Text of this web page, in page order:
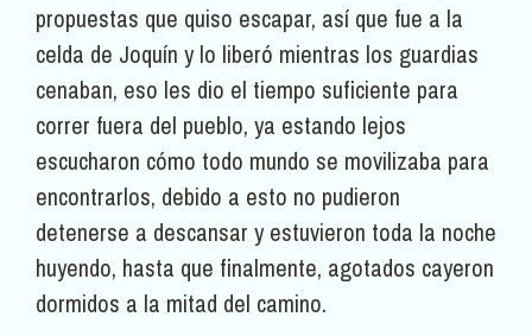
propuestas que quiso escapar, así que fue a la
celda de Joquín y lo liberó mientras los guardias
cenaban, eso les dio el tiempo suficiente para
correr fuera del pueblo, ya estando lejos
escucharon cómo todo mundo se movilizaba para
encontrarlos, debido a esto no pudieron
detenerse a descansar y estuvieron toda la noche
huyendo, hasta que finalmente, agotados cayeron
dormidos a la mitad del camino.